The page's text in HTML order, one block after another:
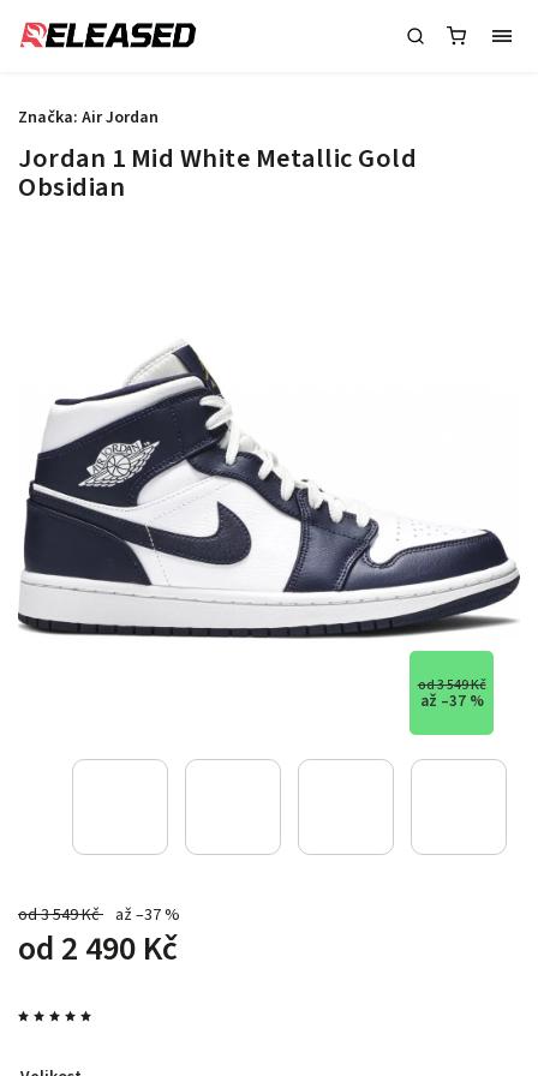
Jordan 1 Mid White Metallic Gold
Obsidian
od 3 549 Kč
až –37 %
od 3 549 Kč až –37 %
od 2 490 Kč
Značka: Air Jordan